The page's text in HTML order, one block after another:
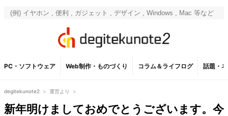
PC・ソフトウェア Web制作・ものづくり コラム＆ライフログ 話題・
degitekunote2 > 運営より >
新年明けましておめでとうございます。今